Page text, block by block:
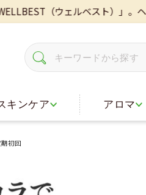
ウェルベスト）」。ヘアケア・
キンケア アロマ
初回